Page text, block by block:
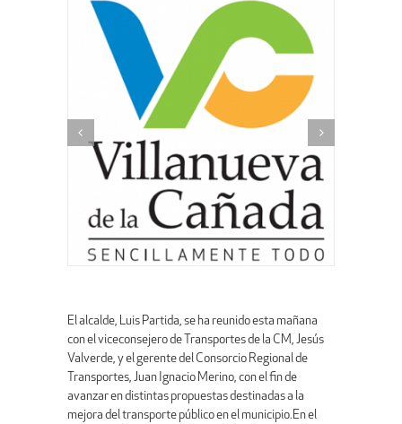
El alcalde, Luis Partida, se ha reunido esta mañana
con el viceconsejero de Transportes de la CM, Jesús
Valverde, y el gerente del Consorcio Regional de
Transportes, Juan Ignacio Merino, con el fin de
avanzar en distintas propuestas destinadas a la
mejora del transporte público en el municipio.En el